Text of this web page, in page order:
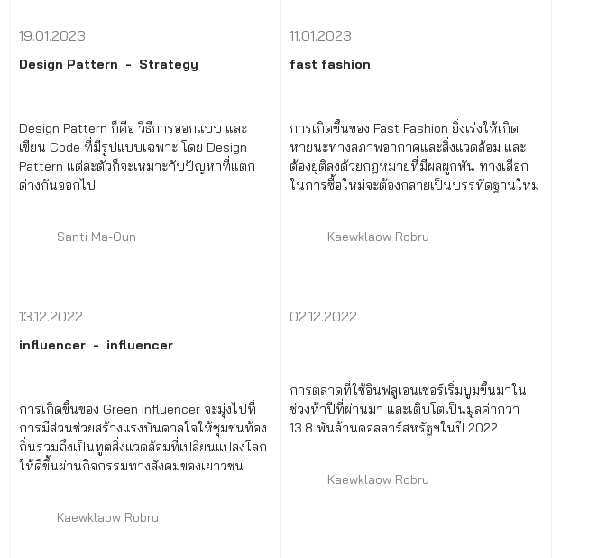
19.01.2023
Design Pattern Strategy
Design Pattern ก็คือ วิธีการออกแบบ และ
เขียน Code ที่มีรูปแบบเฉพาะ โดย Design
Pattern แต่ละตัวก็จะเหมาะกับปัญหาที่แตก
ต่างกันออกไป
Santi Ma-Oun
11.01.2023
fast fashion
การเกิดขึ้นของ Fast Fashion ยิ่งเร่งให้เกิด
หายนะทางสภาพอากาศและสิ่งแวดล้อม และ
ต้องยุติลงด้วยกฎหมายที่มีผลผูกพัน ทางเลือก
ในการซื้อใหม่จะต้องกลายเป็นบรรทัดฐานใหม่
Kaewklaow Robru
13.12.2022
influencer influencer
การเกิดขึ้นของ Green Influencer จะมุ่งไปที่
การมีส่วนช่วยสร้างแรงบันดาลใจให้ชุมชนท้อง
ถิ่นรวมถึงเป็นทูตสิ่งแวดล้อมที่เปลี่ยนแปลงโลก
ให้ดีขึ้นผ่านกิจกรรมทางสังคมของเยาวชน
Kaewklaow Robru
02.12.2022
การตลาดที่ใช้อินฟลูเอนเซอร์เริ่มบูมขึ้นมาใน
ช่วงห้าปีที่ผ่านมา และเติบโตเป็นมูลค่ากว่า
13.8 พันล้านดอลลาร์สหรัฐฯในปี 2022
Kaewklaow Robru